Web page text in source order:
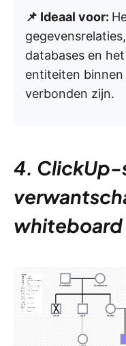
📌 Ideaal voor:
databases en
entiteiten
verbonden zijn.
4. ClickUp-
whiteboard